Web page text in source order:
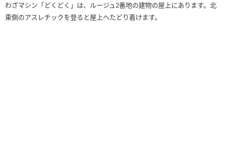
わざマシン「どくどく」は、ルージュ2番地の建物の屋上にあります。北
東側のアスレチックを登ると屋上へたどり着けます。